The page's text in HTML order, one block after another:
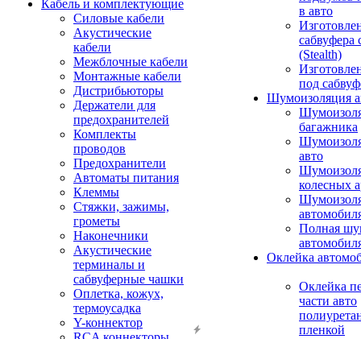
Кабель и комплектующие
Силовые кабели
Акустические
кабели
Межблочные кабели
Монтажные кабели
Дистрибьюторы
Держатели для
предохранителей
Комплекты
проводов
Предохранители
Автоматы питания
Клеммы
Стяжки, зажимы,
грометы
Наконечники
Акустические
терминалы и
сабвуферные чашки
Оплетка, кожух,
термоусадка
Y-коннектор
в авто
сабвуфера
(Stealth)
под
Шумоизоляция
багажника
авто
колесных
Полная
Оклейка
Оклейка
части авто
пленкой